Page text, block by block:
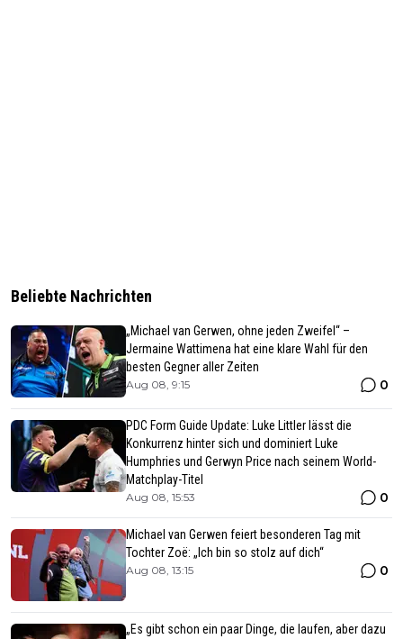
Beliebte Nachrichten
„Michael van Gerwen, ohne jeden Zweifel“ –
Jermaine Wattimena hat eine klare Wahl für den
besten Gegner aller Zeiten
Aug 08, 9:15 0
PDC Form Guide Update: Luke Littler lässt die
Konkurrenz hinter sich und dominiert Luke
Humphries und Gerwyn Price nach seinem World-
Matchplay-Titel
Aug 08, 15:53 0
Michael van Gerwen feiert besonderen Tag mit
Tochter Zoë: „Ich bin so stolz auf dich“
Aug 08, 13:15 0
„Es gibt schon ein paar Dinge, die laufen, aber dazu